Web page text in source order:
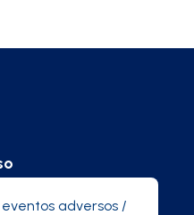
adversos /